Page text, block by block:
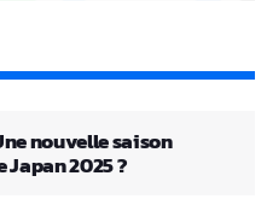
nouvelle saison
2025 ?